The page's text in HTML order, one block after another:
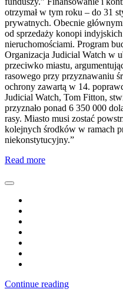
otrzymał w tym roku – do 31
prywatnych. Obecnie
od sprzedaży konopi
nieruchomościami. Program
Organizacja Judicial Watch w
przeciwko miastu,
rasowego przy przyznawaniu
ochrony zawartą w 14.
Judicial Watch, Tom Fitton,
przyznało ponad 6 350 000
rasy. Miasto musi zostać
kolejnych środków w ramach
niekonstytucyjny.”
Read more
Continue reading